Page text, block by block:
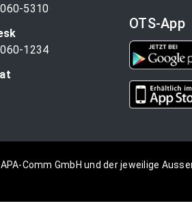
5310
1234
OTS-App
Comm GmbH und der jeweilige